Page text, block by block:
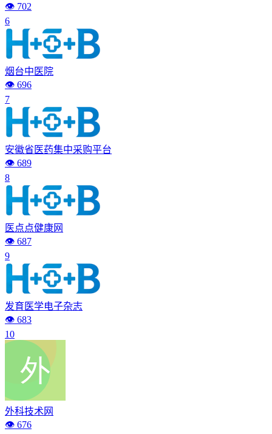
👁️ 702
6
烟台中医院
👁️ 696
7
安徽省医药集中采购平台
👁️ 689
8
医点点健康网
👁️ 687
9
发育医学电子杂志
👁️ 683
10
外科技术网
👁️ 676